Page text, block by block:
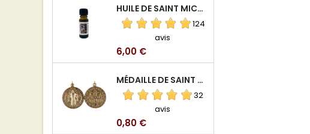
HUILE DE SAINT MICHEL ARCHANGE
124
avis
Prix
6,00 €
MÉDAILLE DE SAINT BENOIT EN ALUMINIUM
32
avis
Prix
0,80 €